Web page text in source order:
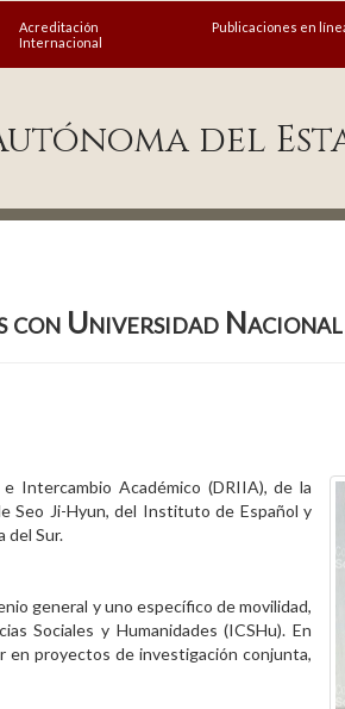
Acreditación
Internacional
Publicaciones en
del
con Universidad
Intercambio Académico (DRIIA), de la
Seo Ji-Hyun, del Instituto de Español y
del Sur.
general y uno específico de movilidad,
Sociales y Humanidades (ICSHu). En
en proyectos de investigación conjunta,